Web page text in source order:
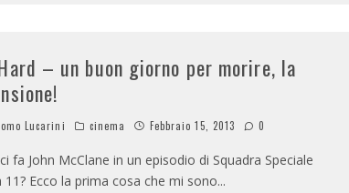
– un buon giorno per morire, la
Lucarini cinema Febbraio 15, 2013 0
fa John McClane in un episodio di Squadra Speciale
11? Ecco la prima cosa che mi sono...